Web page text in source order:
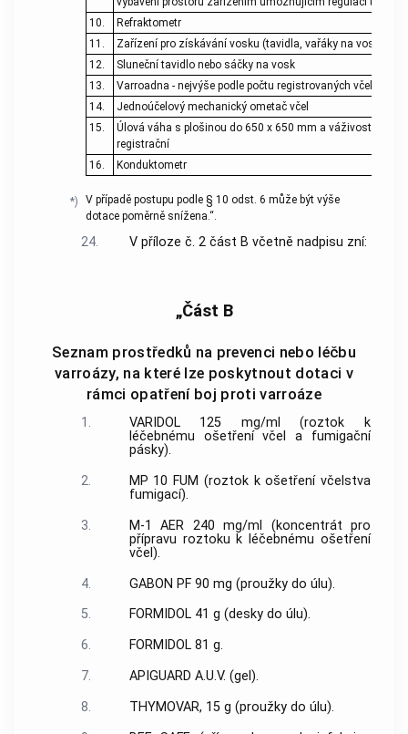
10.
Refraktometr
11.
Zařízení pro získávání vosku (tavidla, vařáky na vosk, lis
12.
Sluneční tavidlo nebo sáčky na vosk
13.
Varroadna - nejvýše podle počtu registrovaných včelstev
14.
Jednoúčelový mechanický ometač včel
15.
Úlová váha s plošinou do 650 x 650 mm a váživostí do
registrační
16.
Konduktometr
*)
V případě postupu podle § 10 odst. 6 může být výše
dotace poměrně snížena.“.
24. V příloze č. 2 část B včetně nadpisu zní:
„Část B
Seznam prostředků na prevenci nebo léčbu
varroázy, na které lze poskytnout dotaci v
rámci opatření boj proti varroáze
1.
VARIDOL 125 mg/ml (roztok k
léčebnému ošetření včel a fumigační
pásky).
2.
MP 10 FUM (roztok k ošetření včelstva
fumigací).
3.
M-1 AER 240 mg/ml (koncentrát pro
přípravu roztoku k léčebnému ošetření
včel).
4.
GABON PF 90 mg (proužky do úlu).
5.
FORMIDOL 41 g (desky do úlu).
6.
FORMIDOL 81 g.
7.
APIGUARD A.U.V. (gel).
8.
THYMOVAR, 15 g (proužky do úlu).